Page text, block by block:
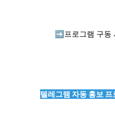
➡️ 프로그램 구동
텔레그램 자동 홍보